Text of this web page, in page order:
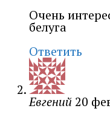
Очень
белуга
Ответить
Евгений 20